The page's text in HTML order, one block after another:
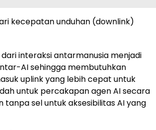
kecepatan unduhan (downlink)
interaksi antarmanusia menjadi
AI sehingga membutuhkan
uplink yang lebih cepat untuk
untuk percakapan agen AI secara
sel untuk aksesibilitas AI yang